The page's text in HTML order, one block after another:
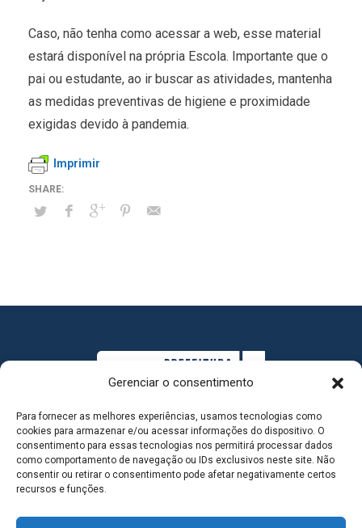
Gerenciar o consentimento
Para fornecer as melhores experiências, usamos tecnologias como
cookies para armazenar e/ou acessar informações do dispositivo. O
consentimento para essas tecnologias nos permitirá processar dados
como comportamento de navegação ou IDs exclusivos neste site. Não
consentir ou retirar o consentimento pode afetar negativamente certos
recursos e funções.
Caso, não tenha como acessar a web, esse material
estará disponível na própria Escola. Importante que o
pai ou estudante, ao ir buscar as atividades, mantenha
as medidas preventivas de higiene e proximidade
exigidas devido à pandemia.
Imprimir
MAPA DO SITE